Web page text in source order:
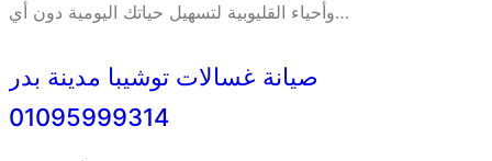
وأحياء القليوبية لتسهيل حياتك اليومية دون أي…
صيانة غسالات توشيبا مدينة بدر
01095999314